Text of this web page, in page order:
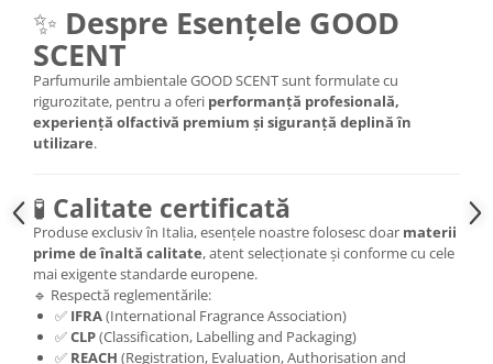
✨ Despre Esențele GOOD
SCENT
Parfumurile ambientale GOOD SCENT sunt formulate cu
rigurozitate, pentru a oferi performanță profesională,
experiență olfactivă premium și siguranță deplină în
utilizare.
🧪 Calitate certificată
Produse exclusiv în Italia, esențele noastre folosesc doar materii
prime de înaltă calitate, atent selecționate și conforme cu cele
mai exigente standarde europene.
🔹 Respectă reglementările:
✅ IFRA(International Fragrance Association)
✅CLP(Classification, Labelling and Packaging)
✅ REACH (Registration, Evaluation, Authorisation and